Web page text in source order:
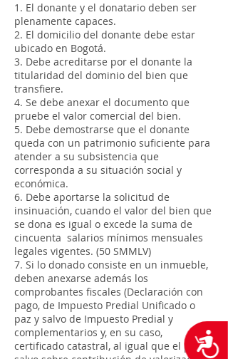
1. El donante y el donatario deben ser
plenamente capaces.
2. El domicilio del donante debe estar
ubicado en Bogotá.
3. Debe acreditarse por el donante la
titularidad del dominio del bien que
transfiere.
4. Se debe anexar el documento que
pruebe el valor comercial del bien.
5. Debe demostrarse que el donante
queda con un patrimonio suficiente para
atender a su subsistencia que
corresponda a su situación social y
económica.
6. Debe aportarse la solicitud de
insinuación, cuando el valor del bien que
se dona es igual o excede la suma de
cincuenta salarios mínimos mensuales
legales vigentes. (50 SMMLV)
7. Si lo donado consiste en un inmueble,
deben anexarse además los
comprobantes fiscales (Declaración con
pago, de Impuesto Predial Unificado o
paz y salvo de Impuesto Predial y
complementarios y, en su caso,
certificado catastral, al igual que el paz y